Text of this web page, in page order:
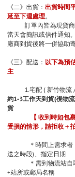
《二》出貨： 出貨時間
延至下週處理。
訂單內皆為現貨商品
當天會簡訊或信件通知
廠商到貨後將一併協助寄
《三》配送： 以下為預
主
1.宅配 ( 新竹物流 /
約1-3工作天到貨(視物
貨
【 收到時如
受損的情形，請拒收＋拍
＊時間上需求者，
送之時段)、指定日期
＊需到物流站自取
+站所或郵局名稱